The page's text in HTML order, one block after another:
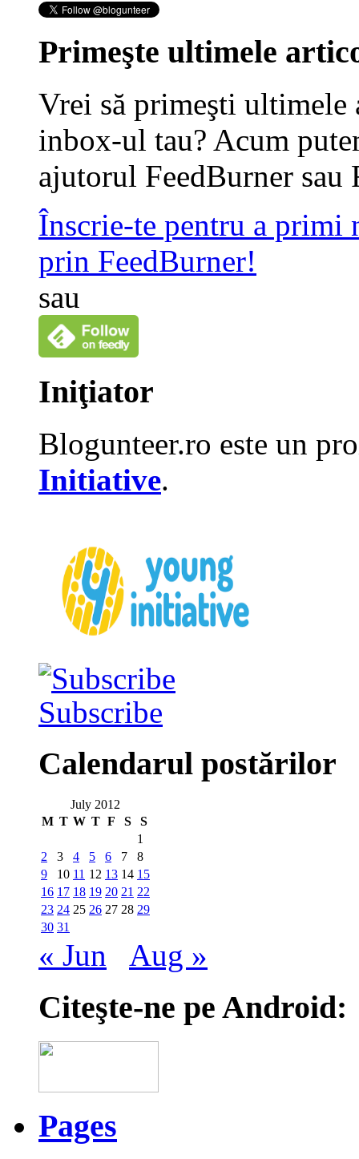
Primeşte ultimele
Vrei să primeşti
inbox-ul tau? Acum
ajutorul FeedBurner sau
Înscrie-te pentru a primi
prin FeedBurner!
sau
Iniţiator
Blogunteer.ro este un
Initiative.
Subscribe
Calendarul postărilor
July 2012
M T W T F S
S
1
2
3 4 5 6 7
8
9
10 11 12 13 14 15
16 17 18 19 20 21 22
23 24 25 26 27 28 29
30 31
« Jun Aug »
Citeşte-ne pe Android:
Pages